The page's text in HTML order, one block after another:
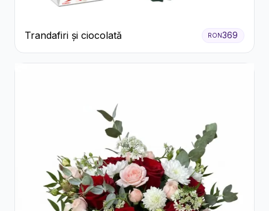
Trandafiri și ciocolată RON369